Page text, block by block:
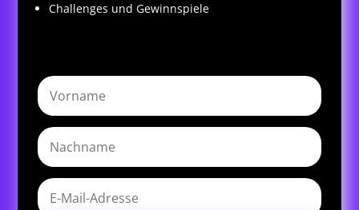
Challenges und Gewinnspiele